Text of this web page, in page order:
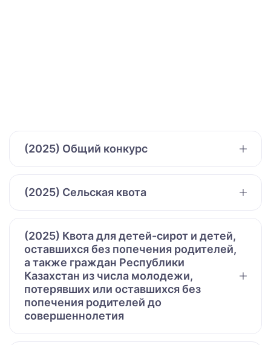
(2025) Общий конкурс
(2025) Сельская квота
(2025) Квота для детей-сирот и детей,
оставшихся без попечения родителей,
а также граждан Республики
Казахстан из числа молодежи,
потерявших или оставшихся без
попечения родителей до
совершеннолетия